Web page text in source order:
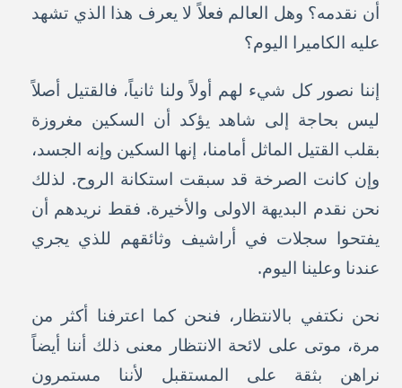
أن نقدمه؟ وهل العالم فعلاً لا يعرف هذا الذي تشهد
عليه الكاميرا اليوم؟
إننا نصور كل شيء لهم أولاً ولنا ثانياً، فالقتيل أصلاً
ليس بحاجة إلى شاهد يؤكد أن السكين مغروزة
بقلب القتيل الماثل أمامنا، إنها السكين وإنه الجسد،
وإن كانت الصرخة قد سبقت استكانة الروح. لذلك
نحن نقدم البديهة الاولى والأخيرة. فقط نريدهم أن
يفتحوا سجلات في أراشيف وثائقهم للذي يجري
عندنا وعلينا اليوم.
نحن نكتفي بالانتظار، فنحن كما اعترفنا أكثر من
مرة، موتى على لائحة الانتظار معنى ذلك أننا أيضاً
نراهن بثقة على المستقبل لأننا مستمرون